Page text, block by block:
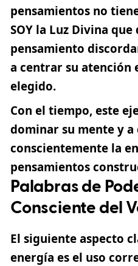
pensamientos no
SOY la Luz Divina
pensamiento
a centrar su atención
elegido.
Con el tiempo, este
dominar su mente y
conscientemente la
pensamientos
Palabras de
Consciente del
El siguiente aspecto
energía es el uso